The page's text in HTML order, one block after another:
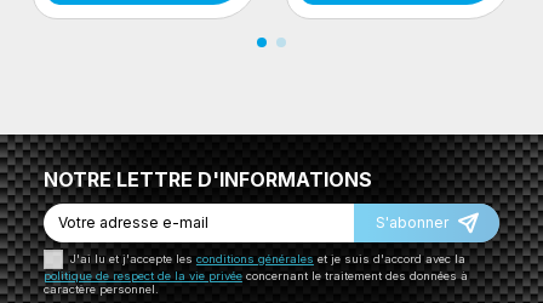
NOTRE LETTRE D'INFORMATIONS
S'abonner
J'ai lu et j'accepte les conditions générales et je suis d'accord avec la
politique de respect de la vie privéeconcernant le traitement des données à
caractère personnel.